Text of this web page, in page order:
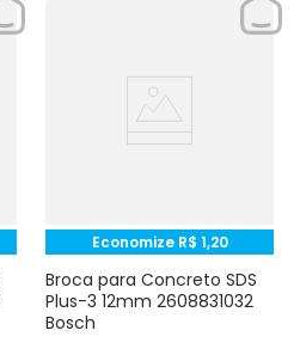
Economize R$ 1,20
Broca para Concreto SDS
Plus-3 12mm 2608831032
Bosch